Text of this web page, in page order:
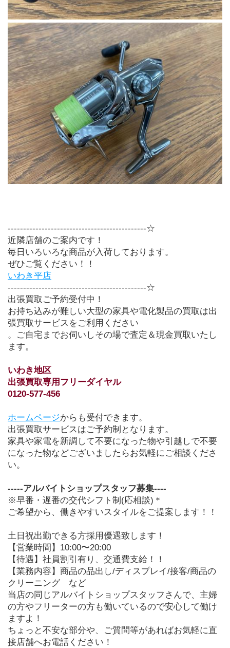
---------------------------------------------☆
近隣店舗のご案内です！
毎日いろいろな商品が入荷しております。
ぜひご覧ください！！
いわき平店
---------------------------------------------☆
出張買取ご予約受付中！
お持ち込みが難しい大型の家具や電化製品の買取は出
張買取サービスをご利用ください
。ご自宅までお伺いしその場で査定＆現金買取いたし
ます。
いわき地区
出張買取専用フリーダイヤル
0120-577-456
ホームページからも受付できます。
出張買取サービスはご予約制となります。
家具や家電を新調して不要になった物や引越しで不要
になった物などございましたらお気軽にご相談くださ
い。
-----アルバイトショップスタッフ募集----
※早番・遅番の交代シフト制(応相談)＊
ご希望から、働きやすいスタイルをご提案します！！
土日祝出勤できる方採用優遇致します！
【営業時間】10:00〜20:00
【待遇】社員割引有り、交通費支給！！
【業務内容】商品の品出し/ディスプレイ/接客/商品の
クリーニング　など
当店の同じアルバイトショップスタッフさんで、主婦
の方やフリーターの方も働いているので安心して働け
ますよ！
ちょっと不安な部分や、ご質問等があればお気軽に直
接店舗へお電話ください！